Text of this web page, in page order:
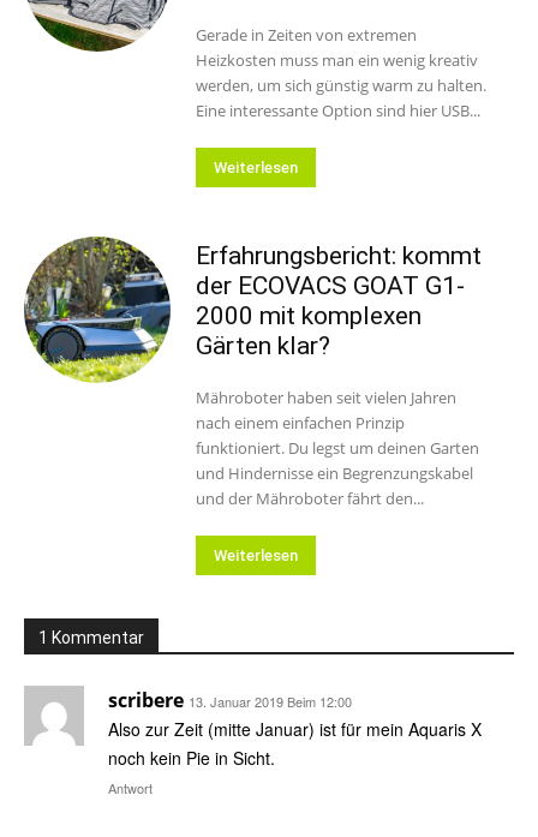
Gerade in Zeiten von extremen
Heizkosten muss man ein wenig kreativ
werden, um sich günstig warm zu halten.
Eine interessante Option sind hier USB...
Weiterlesen
Erfahrungsbericht: kommt
der ECOVACS GOAT G1-
2000 mit komplexen
Gärten klar?
Mähroboter haben seit vielen Jahren
nach einem einfachen Prinzip
funktioniert. Du legst um deinen Garten
und Hindernisse ein Begrenzungskabel
und der Mähroboter fährt den...
Weiterlesen
1 Kommentar
scribere 13. Januar 2019 Beim 12:00
Also zur Zeit (mitte Januar) ist für mein Aquaris X
noch kein Pie in Sicht.
Antwort